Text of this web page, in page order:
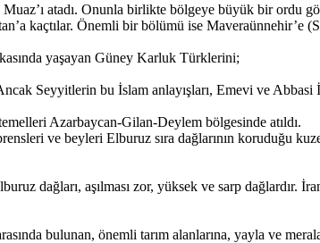
atadı. Onunla birlikte bölgeye büyük bir ordu
kaçtılar. Önemli bir bölümü ise
yaşayan Güney Karluk Türklerini;
Seyyitlerin bu İslam anlayışları, Emevi ve Abbasi
Azarbaycan-Gilan-Deylem bölgesinde atıldı.
ve beyleri Elburuz sıra dağlarının koruduğu
dağları, aşılması zor, yüksek ve sarp dağlardır.
bulunan, önemli tarım alanlarına, yayla ve